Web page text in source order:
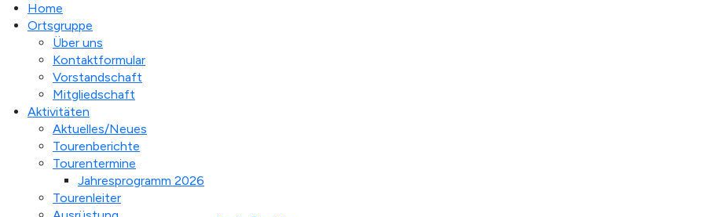
Home
Ortsgruppe
Über uns
Kontaktformular
Vorstandschaft
Mitgliedschaft
Aktivitäten
Aktuelles/Neues
Tourenberichte
Tourentermine
Jahresprogramm 2026
Tourenleiter